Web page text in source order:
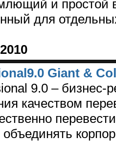
и простой
для
Giant &
9.0 –
качеством
объединять